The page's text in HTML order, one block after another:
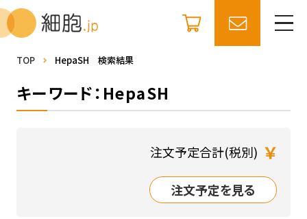
TOP HepaSH 検索結果
キーワード：HepaSH
注文予定合計(税別) ￥
注文予定を見る